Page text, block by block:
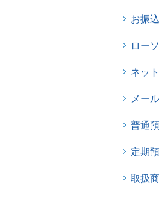
お振
ロー
ネッ
メー
普通
定期
取扱